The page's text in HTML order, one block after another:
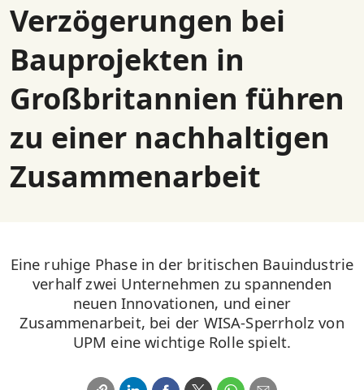
Verzögerungen bei
Bauprojekten in
Großbritannien führen
zu einer nachhaltigen
Zusammenarbeit
Eine ruhige Phase in der britischen Bauindustrie
verhalf zwei Unternehmen zu spannenden
neuen Innovationen, und einer
Zusammenarbeit, bei der WISA-Sperrholz von
UPM eine wichtige Rolle spielt.